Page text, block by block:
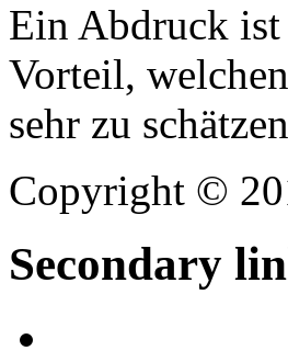
Ein Abdruck
Vorteil,
sehr zu
Copyright ©
Secondary